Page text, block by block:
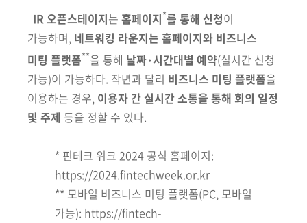
IR 오픈스테이지는 홈페이지*를 통해 신청이
가능하며, 네트워킹 라운지는 홈페이지와 비즈니스
미팅 플랫폼**을 통해 날짜·시간대별 예약(실시간 신청
가능)이 가능하다. 작년과 달리 비즈니스 미팅 플랫폼을
이용하는 경우, 이용자 간 실시간 소통을 통해 회의 일정
및 주제 등을 정할 수 있다.
* 핀테크 위크 2024 공식 홈페이지:
https://2024.fintechweek.or.kr
** 모바일 비즈니스 미팅 플랫폼(PC, 모바일
가능): https://fintech-